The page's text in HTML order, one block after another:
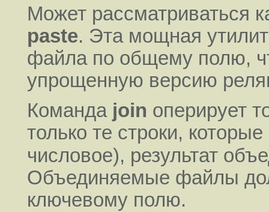
Может рассматриваться
paste. Эта мощная
файла по общему полю,
упрощенную версию
Команда join оперирует
только те строки,
числовое), результат
Объединяемые файлы
ключевому полю.